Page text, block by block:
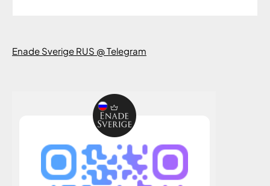
Enade Sverige RUS @ Telegram